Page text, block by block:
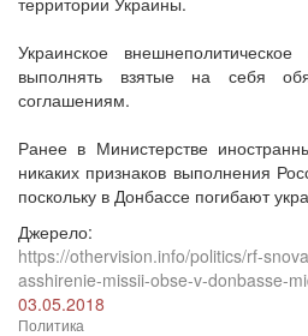
Украинское
выполнять взятые на себя
соглашениям.
Ранее в Министерстве
никаких признаков выполнения
поскольку в Донбассе погибают
Джерело:
https://othervision.info/politics/rf-
asshirenie-missii-obse-v-donbasse-
03.05.2018
Политика